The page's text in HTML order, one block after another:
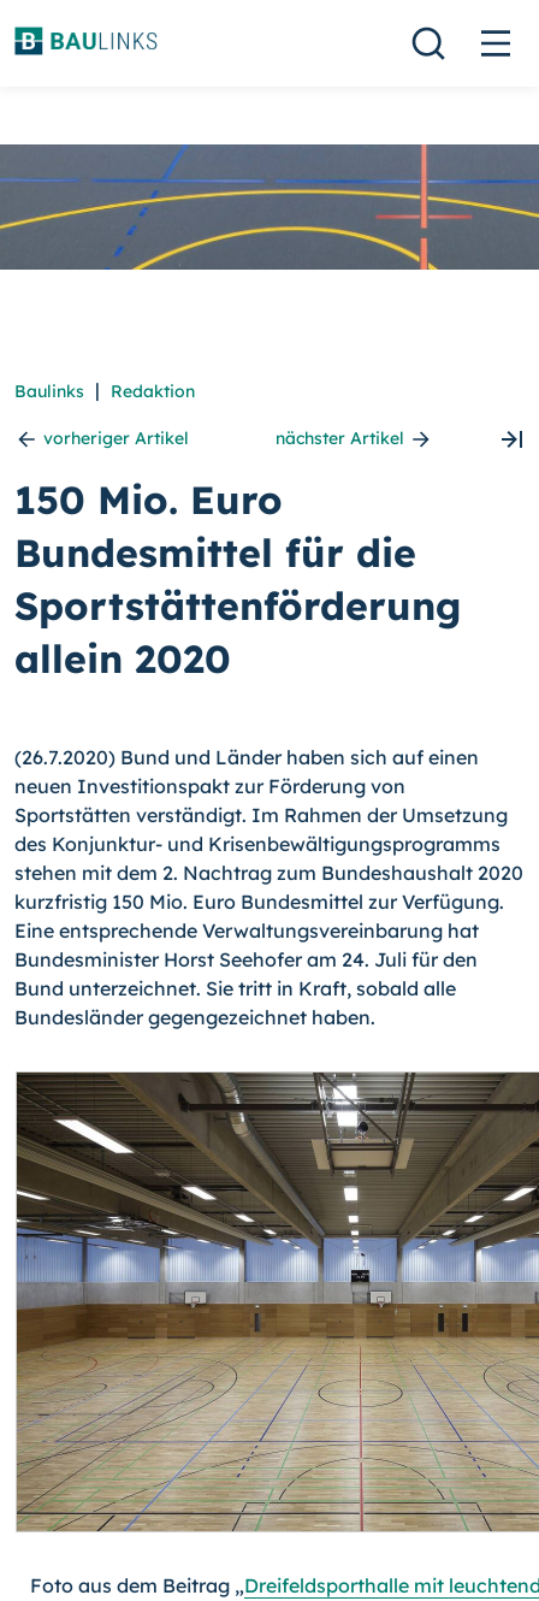
Baulinks | Redaktion
vorheriger Artikel nächster Artikel
150 Mio. Euro
Bundesmittel für die
Sportstättenförderung
allein 2020
(26.7.2020) Bund und Länder haben sich auf einen
neuen Investitionspakt zur Förderung von
Sportstätten verständigt. Im Rahmen der Umsetzung
des Konjunktur- und Krisenbewältigungsprogramms
stehen mit dem 2. Nachtrag zum Bundeshaushalt 2020
kurzfristig 150 Mio. Euro Bundesmittel zur Verfügung.
Eine entsprechende Verwaltungsvereinbarung hat
Bundesminister Horst Seehofer am 24. Juli für den
Bund unterzeichnet. Sie tritt in Kraft, sobald alle
Bundesländer gegengezeichnet haben.
Foto aus dem Beitrag „Dreifeldsporthalle mit